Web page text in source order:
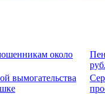
около
вымогательства